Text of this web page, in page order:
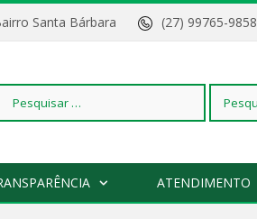
Santa Bárbara (27) 99765-9858
Pesquisar
ATENDIMENTO